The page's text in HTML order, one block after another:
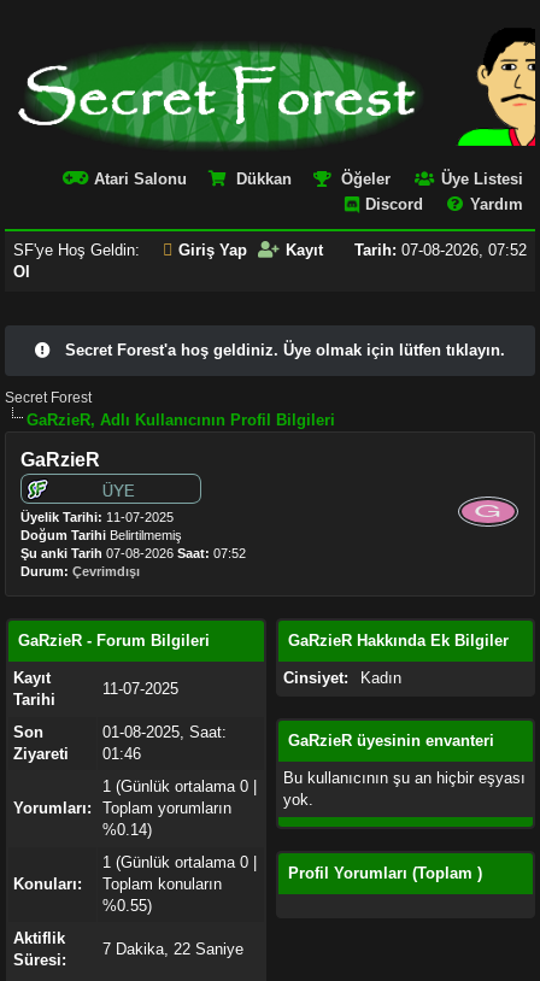
Atari Salonu Dükkan Öğeler
Üye Listesi
Discord
Yardım
Tarih: 07-08-2026, 07:52
SF'ye Hoş Geldin: Giriş Yap
Kayıt
Ol
Secret Forest'a hoş geldiniz. Üye olmak için lütfen tıklayın.
Secret Forest
GaRzieR, Adlı Kullanıcının Profil Bilgileri
GaRzieR
Üyelik Tarihi: 11-07-2025
Doğum Tarihi Belirtilmemiş
Şu anki Tarih 07-08-2026Saat: 07:52
Durum: Çevrimdışı
GaRzieR - Forum Bilgileri
Kayıt
Tarihi
11-07-2025
Son
Ziyareti
01-08-2025, Saat:
01:46
Yorumları:
1 (Günlük ortalama 0 |
Toplam yorumların
%0.14)
Konuları:
1 (Günlük ortalama 0 |
Toplam konuların
%0.55)
Aktiflik
Süresi:
7 Dakika, 22 Saniye
GaRzieR Hakkında Ek Bilgiler
Cinsiyet: Kadın
GaRzieR üyesinin envanteri
Bu kullanıcının şu an hiçbir eşyası
yok.
Profil Yorumları (Toplam )